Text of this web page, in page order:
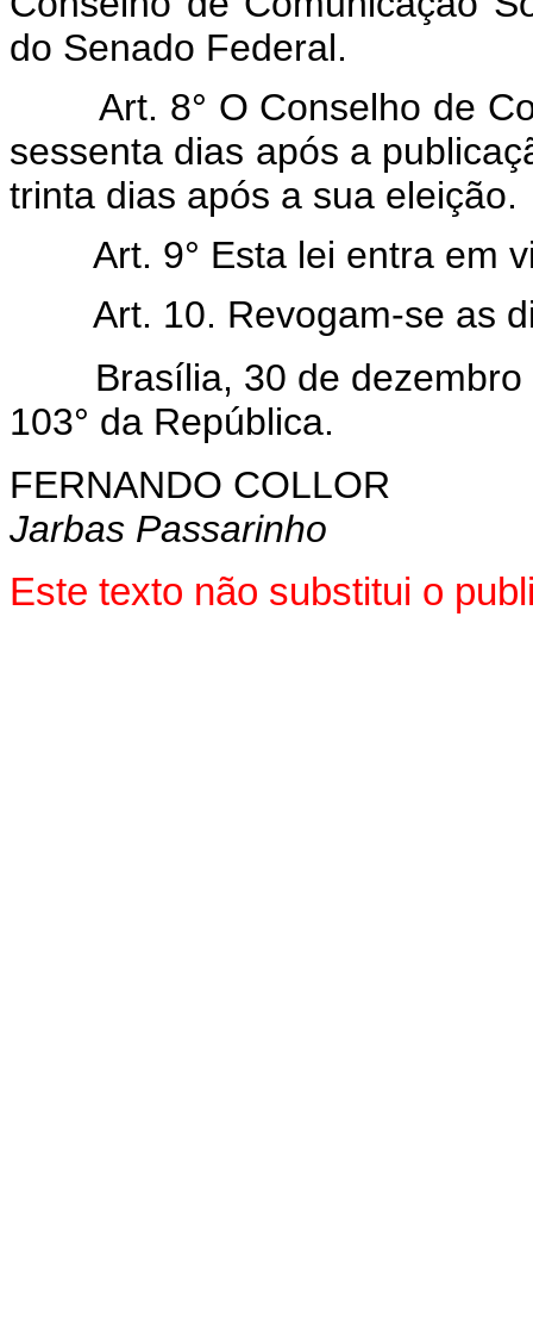
do Senado Federal.
Art. 8° O Conselho de
sessenta dias após a
trinta dias após a sua eleição.
Art. 9° Esta lei entra em
Art. 10. Revogam-se as
Brasília, 30 de dezembro
103° da República.
FERNANDO COLLOR
Jarbas Passarinho
Este texto não substitui o